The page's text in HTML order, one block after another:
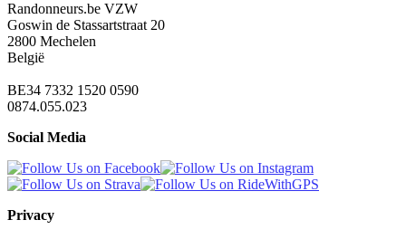
Randonneurs.be VZW
Goswin de Stassartstraat 20
2800 Mechelen
België
BE34 7332 1520 0590
0874.055.023
Social Media
Privacy